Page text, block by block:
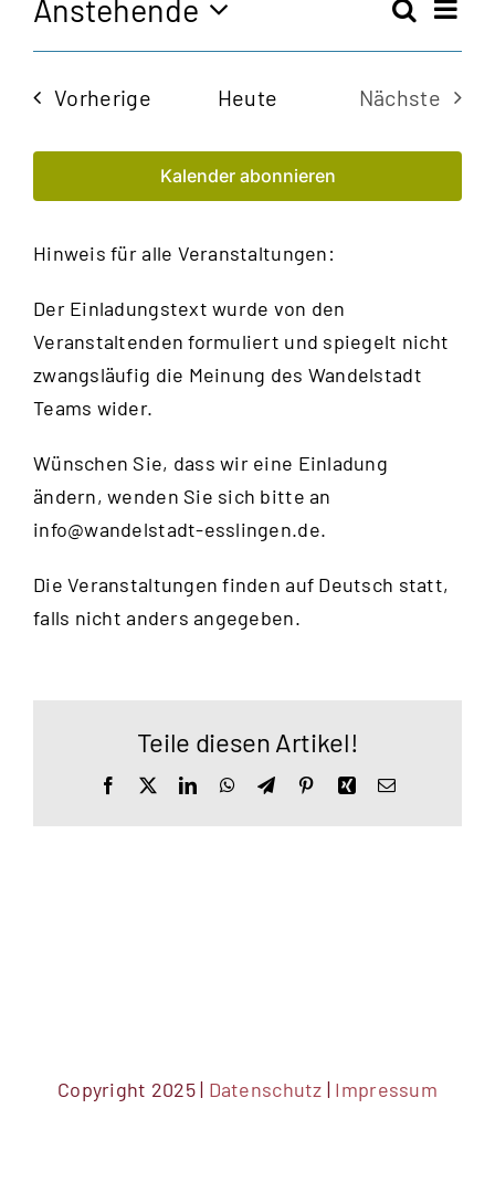
und
Suche
Anstehende
Datum
VorherigeVeranstaltungen
Heute
Nächste
Kalender abonnieren
Hinweis für alle Veranstaltungen:
Der Einladungstext wurde von den
Veranstaltenden formuliert und spiegelt nicht
zwangsläufig die Meinung des Wandelstadt
Teams wider.
Wünschen Sie, dass wir eine Einladung
ändern, wenden Sie sich bitte an
info@wandelstadt-esslingen.de.
Die Veranstaltungen finden auf Deutsch statt,
falls nicht anders angegeben.
Teile diesen Artikel!
Facebook LinkedInWhatsApp
TelegramPinterestXingE-
Copyright 2025 | Datenschutz | Impressum